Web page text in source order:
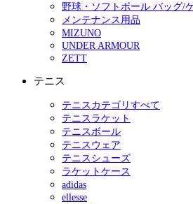
野球・ソフトボール バッグ/
メンテナンス用品
MIZUNO
UNDER ARMOUR
ZETT
テニス
テニスカテゴリすべて
テニスラケット
テニスボール
テニスウェア
テニスシューズ
ラケットケース
adidas
ellesse